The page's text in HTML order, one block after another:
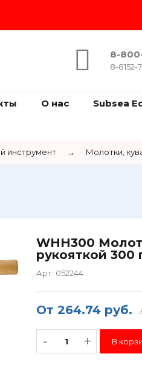
8-
8-8152-
О нас Subsea
инструмент → Молотки,
WHH300
рукояткой 300
Арт. 052244
От 264.74 руб.
- +